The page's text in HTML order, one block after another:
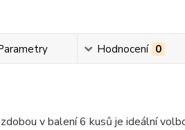
Hodnocení 0
v balení 6 kusů je ideální